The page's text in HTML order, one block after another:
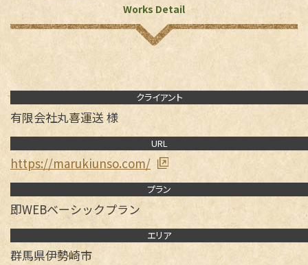
プライバシーポリシー
特定商取引法に基づく表記
事業案内
即WEB HP制作
ベーシックプラン
制作実績
Works Detail
クライアント
有限会社丸喜運送 様
URL
https://marukiunso.com/
プラン
即WEBベーシックプラン
エリア
群馬県伊勢崎市